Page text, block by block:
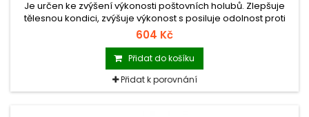
Je určen ke zvýšení výkonosti poštovních holubů. Zlepšuje
tělesnou kondici, zvýšuje výkonost s posiluje odolnost proti
stresu.
604 Kč
Přidat do košíku
Přidat k porovnání